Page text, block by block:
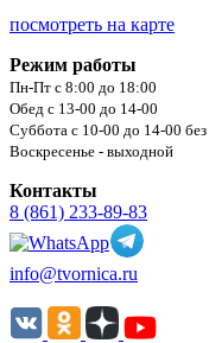
посмотреть на карте
Режим работы
Пн-Пт с 8:00 до 18:00
Обед с 13-00 до 14-00
Суббота с 10-00 до 14-00
Воскресенье - выходной
Контакты
8 (861) 233-89-83
info@tvornica.ru